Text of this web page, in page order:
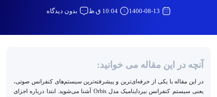
1400-08-13 10:04 ق.ظ بدون دیدگاه
آنچه در این مقاله می خوانید:
در این مقاله با یکی از حرفه‌ای‌ترین و پیشرفته‌ترین سیستم‌های کنفرانس صوتی،
یعنی سیستم کنفرانس بیرداینامیک مدل Orbis آشنا می‌شوید. ابتدا درباره اجزای